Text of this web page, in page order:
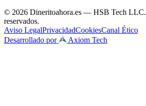
© 2026 Dineritoahora.es — HSB Tech LLC.
reservados.
Aviso LegalPrivacidadCookiesCanal Ético
Desarrollado por
Axiom Tech